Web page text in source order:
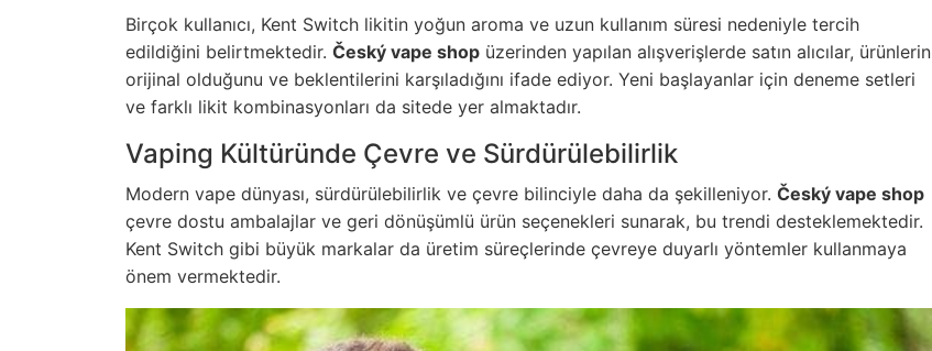
Birçok kullanıcı, Kent Switch likitin yoğun aroma ve uzun kullanım süresi nedeniyle tercih
edildiğini belirtmektedir. Český vape shop üzerinden yapılan alışverişlerde satın alıcılar, ürünlerin
orijinal olduğunu ve beklentilerini karşıladığını ifade ediyor. Yeni başlayanlar için deneme setleri
ve farklı likit kombinasyonları da sitede yer almaktadır.
Vaping Kültüründe Çevre ve Sürdürülebilirlik
Modern vape dünyası, sürdürülebilirlik ve çevre bilinciyle daha da şekilleniyor. Český vape shop
çevre dostu ambalajlar ve geri dönüşümlü ürün seçenekleri sunarak, bu trendi desteklemektedir.
Kent Switch gibi büyük markalar da üretim süreçlerinde çevreye duyarlı yöntemler kullanmaya
önem vermektedir.